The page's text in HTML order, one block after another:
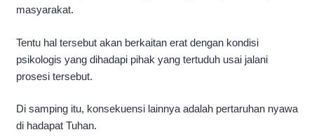
masyarakat.
Tentu hal tersebut akan berkaitan erat dengan kondisi
psikologis yang dihadapi pihak yang tertuduh usai jalani
prosesi tersebut.
Di samping itu, konsekuensi lainnya adalah pertaruhan nyawa
di hadapat Tuhan.